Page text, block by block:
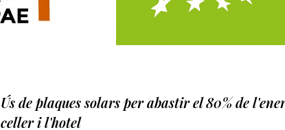
Ús de plaques solars per abastir el 80% de
celler i l'hotel